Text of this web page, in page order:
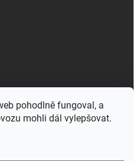
pohodlně fungoval, a
mohli dál vylepšovat.